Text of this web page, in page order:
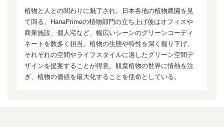
植物と人との関わりに魅了され、日本各地の植物農園を見
て回る。HanaPrimeの植物部門の立ち上げ後はオフィスや
商業施設、個人宅など、幅広いシーンのグリーンコーディ
ネートを数多く担当。植物の生態や特性を深く掘り下げ、
それぞれの空間やライフスタイルに適したグリーン空間デ
ザインを提案することが得意。観葉植物の世界に情熱を注
ぎ、植物の価値を最大化することを使命としている。